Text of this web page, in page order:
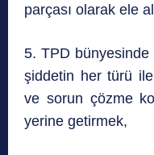
parçası olarak ele
5. TPD bünyesinde
şiddetin her türü
ve sorun çözme
yerine getirmek,